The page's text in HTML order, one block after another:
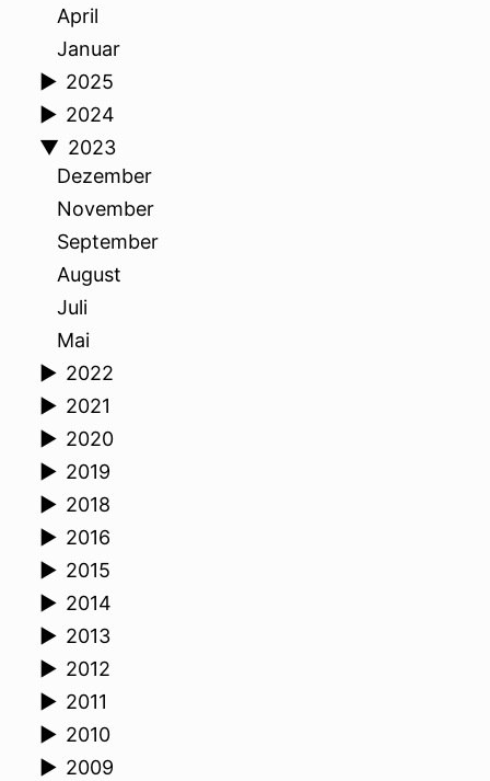
April
Januar
► 2025
► 2024
▼ 2023
Dezember
November
September
August
Juli
Mai
► 2022
► 2021
► 2020
► 2019
► 2018
► 2016
► 2015
► 2014
► 2013
► 2012
► 2011
► 2010
► 2009